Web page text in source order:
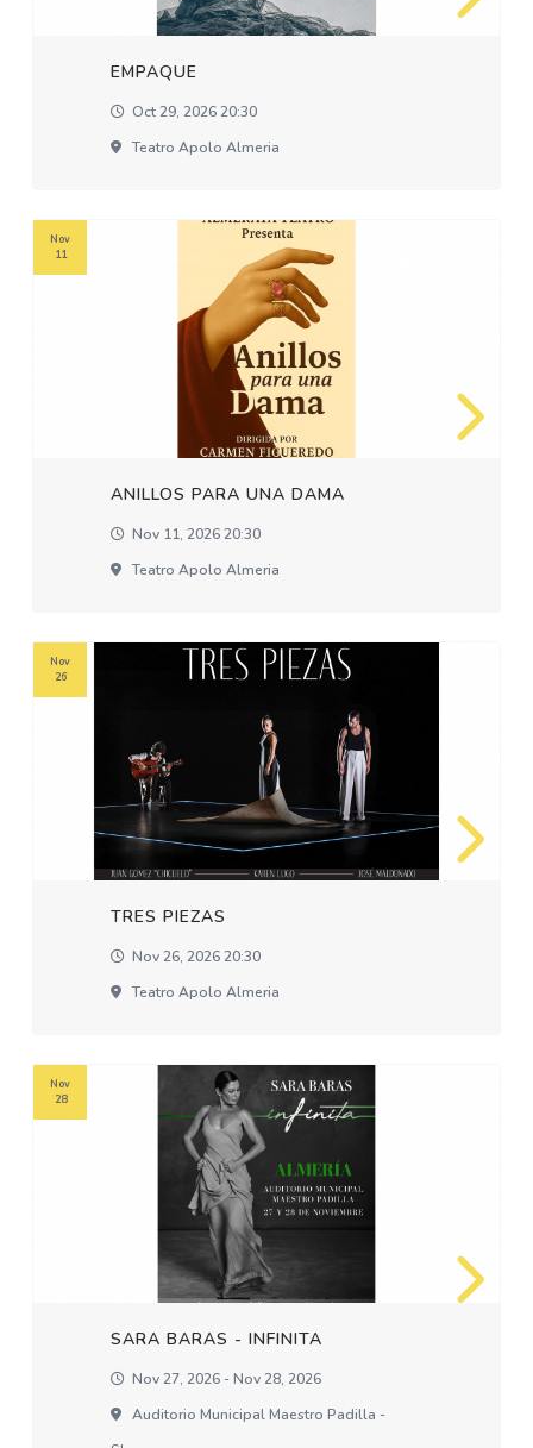
EMPAQUE
Oct 29, 2026 20:30
Teatro Apolo Almeria
ANILLOS PARA UNA DAMA
Nov 11, 2026 20:30
Teatro Apolo Almeria
Nov
11
TRES PIEZAS
Nov 26, 2026 20:30
Teatro Apolo Almeria
Nov
26
SARA BARAS - INFINITA
Nov 27, 2026 - Nov 28, 2026
Auditorio Municipal Maestro Padilla -
Nov
28